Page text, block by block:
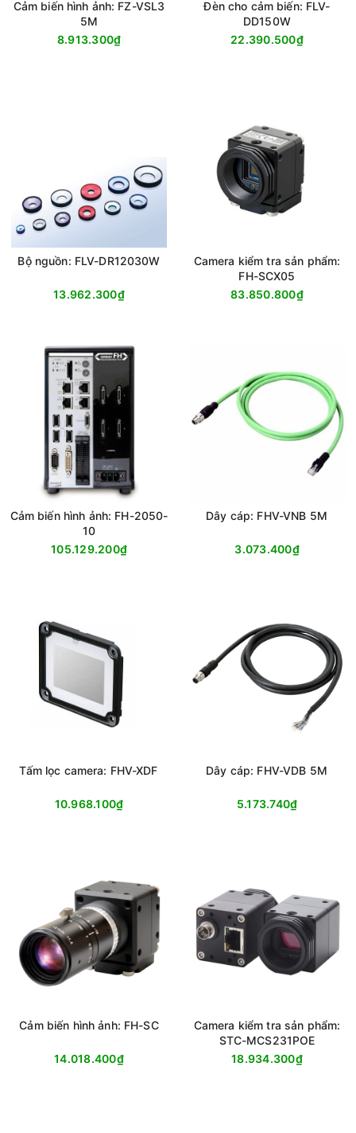
Cảm biến hình ảnh: FZ-VSL3
5M
8.913.300₫
Đèn cho cảm biến: FLV-
DD150W
22.390.500₫
Bộ nguồn: FLV-DR12030W
13.962.300₫
Camera kiểm tra sản phẩm:
FH-SCX05
83.850.800₫
Cảm biến hình ảnh: FH-2050-
10
105.129.200₫
Dây cáp: FHV-VNB 5M
3.073.400₫
Tấm lọc camera: FHV-XDF
10.968.100₫
Dây cáp: FHV-VDB 5M
5.173.740₫
Cảm biến hình ảnh: FH-SC
14.018.400₫
Camera kiểm tra sản phẩm:
STC-MCS231POE
18.934.300₫